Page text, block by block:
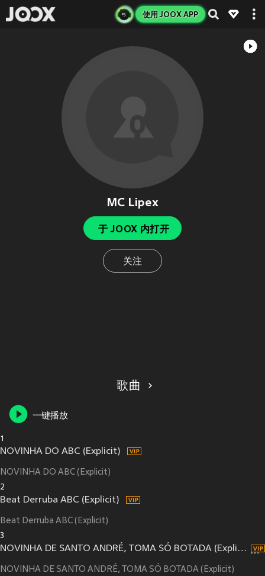
使用 JOOX APP
MC Lipex
于 JOOX 内打开
关注
歌曲
一键播放
1
NOVINHA DO ABC (Explicit)
NOVINHA DO ABC (Explicit)
2
Beat Derruba ABC (Explicit)
Beat Derruba ABC (Explicit)
3
NOVINHA DE SANTO ANDRÉ, TOMA SÓ BOTADA (Explicit)
NOVINHA DE SANTO ANDRÉ, TOMA SÓ BOTADA (Explicit)